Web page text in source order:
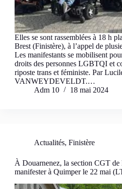
Elles se sont rassemblées à 18 h
Brest (Finistère), à l’appel de
Les manifestants se mobilisent
droits des personnes LGBTQI et
riposte trans et féministe. Par
VANWEYDEVELDT.…
Adm 10
18 mai 2024
Actualités, Finistère
À Douarnenez, la section CGT de
manifester à Quimper le 22 mai